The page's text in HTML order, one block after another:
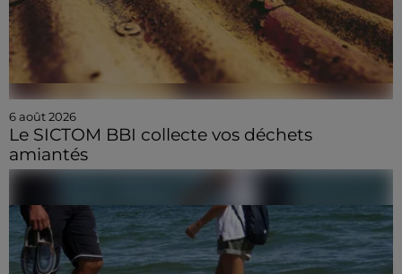
6 août 2026
Le SICTOM BBI collecte vos déchets
amiantés